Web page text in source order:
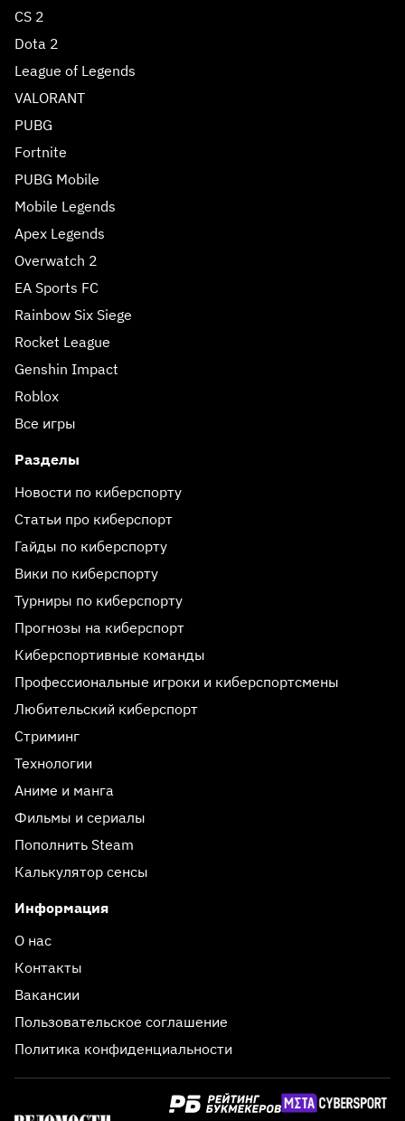
CS 2
Dota 2
League of Legends
VALORANT
PUBG
Fortnite
PUBG Mobile
Mobile Legends
Apex Legends
Overwatch 2
EA Sports FC
Rainbow Six Siege
Rocket League
Genshin Impact
Roblox
Все игры
Разделы
Новости по киберспорту
Статьи про киберспорт
Гайды по киберспорту
Вики по киберспорту
Турниры по киберспорту
Прогнозы на киберспорт
Киберспортивные команды
Профессиональные игроки и киберспортсмены
Любительский киберспорт
Стриминг
Технологии
Аниме и манга
Фильмы и сериалы
Пополнить Steam
Калькулятор сенсы
Информация
О нас
Контакты
Вакансии
Пользовательское соглашение
Политика конфиденциальности